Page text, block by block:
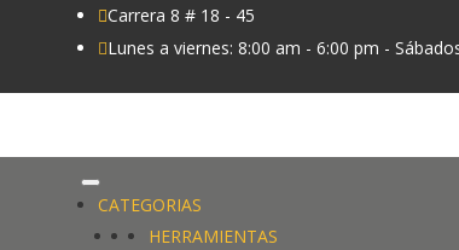
Carrera 8 # 18 - 45
Lunes a viernes: 8:00 am - 6:00 pm -
CATEGORIAS
HERRAMIENTAS